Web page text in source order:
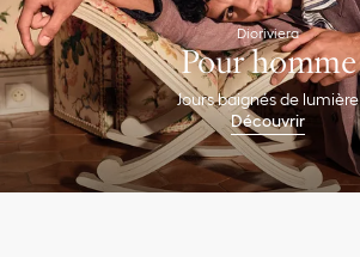
Dioriviera
Pour homme
Jours baignés de lumière
Découvrir